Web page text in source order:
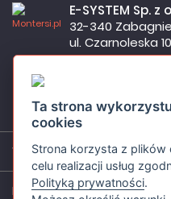
Firma czynna od
E-SYSTEM Sp. z
32-340 Zabagnie
ul. Czarnoleska 10
Wsparcie
Informacje
Ta strona
cookies
Strona korzysta z plików
celu realizacji usług
Polityką prywatności.